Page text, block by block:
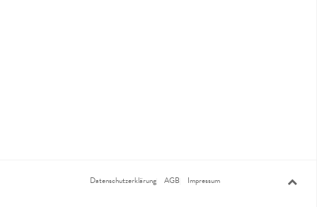
Datenschutzerklärung AGB Impressum